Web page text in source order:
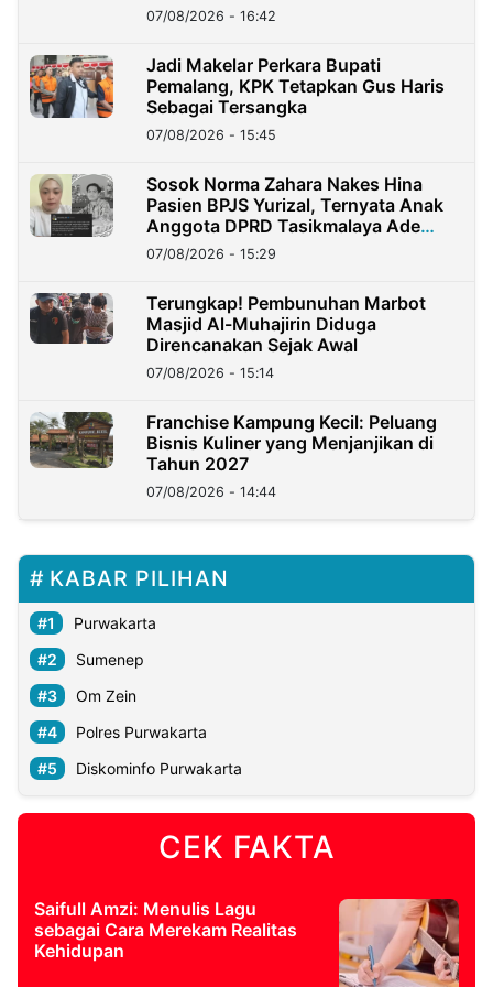
07/08/2026 - 16:42
Jadi Makelar Perkara Bupati
Pemalang, KPK Tetapkan Gus Haris
Sebagai Tersangka
07/08/2026 - 15:45
Sosok Norma Zahara Nakes Hina
Pasien BPJS Yurizal, Ternyata Anak
Anggota DPRD Tasikmalaya Ade
Lukman
07/08/2026 - 15:29
Terungkap! Pembunuhan Marbot
Masjid Al-Muhajirin Diduga
Direncanakan Sejak Awal
07/08/2026 - 15:14
Franchise Kampung Kecil: Peluang
Bisnis Kuliner yang Menjanjikan di
Tahun 2027
07/08/2026 - 14:44
KABAR PILIHAN
Purwakarta
Sumenep
Om Zein
Polres Purwakarta
Diskominfo Purwakarta
CEK FAKTA
Saifull Amzi: Menulis Lagu
sebagai Cara Merekam Realitas
Kehidupan